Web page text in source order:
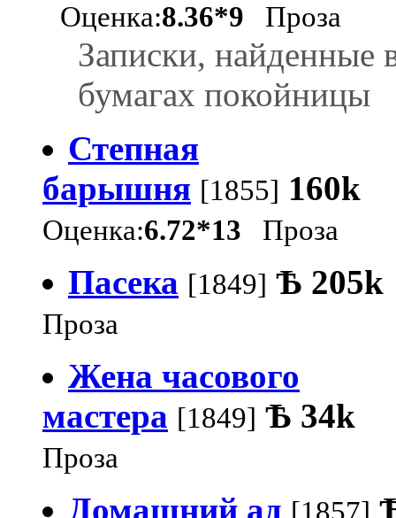
Оценка:8.36*9 Проза
Записки, найденные
бумагах покойницы
Степная
барышня [1855] 160k
Оценка:6.72*13 Проза
Пасека [1849] Ѣ 205k
Проза
Жена часового
мастера [1849] Ѣ 34k
Проза
Домашний ад